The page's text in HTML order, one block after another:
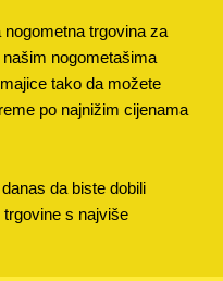
trgovina za
nogometašima
tako da možete
po najnižim cijenama
da biste dobili
s najviše